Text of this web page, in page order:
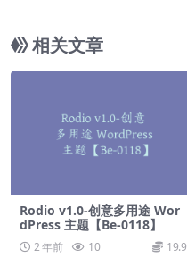
相关文章
Rodio v1.0-创意多用途 Wor
dPress 主题【Be-0118】
2 年前 10 19.9